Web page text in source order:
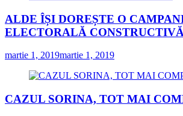
ALDE ÎȘI DOREȘTE O
ELECTORALĂ CONSTRUCTIVĂ
martie 1, 2019martie 1, 2019
CAZUL SORINA, TOT MAI